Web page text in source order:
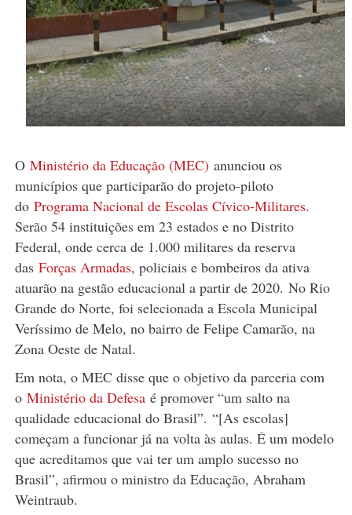
O Ministério da Educação (MEC) anunciou os
municípios que participarão do projeto-piloto
do Programa Nacional de Escolas Cívico-Militares.
Serão 54 instituições em 23 estados e no Distrito
Federal, onde cerca de 1.000 militares da reserva
das Forças Armadas, policiais e bombeiros da ativa
atuarão na gestão educacional a partir de 2020. No Rio
Grande do Norte, foi selecionada a Escola Municipal
Veríssimo de Melo, no bairro de Felipe Camarão, na
Zona Oeste de Natal.
Em nota, o MEC disse que o objetivo da parceria com
o Ministério da Defesaé promover “um salto na
qualidade educacional do Brasil”. “[As escolas]
começam a funcionar já na volta às aulas. É um modelo
que acreditamos que vai ter um amplo sucesso no
Brasil”, afirmou o ministro da Educação, Abraham
Weintraub.